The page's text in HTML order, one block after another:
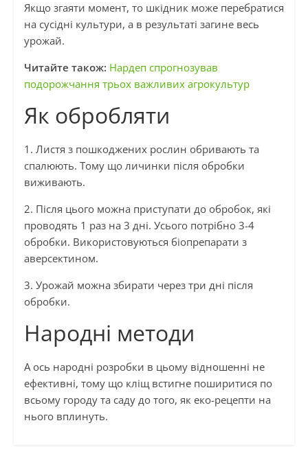
Якщо згаяти момент, то шкідник може перебратися
на сусідні культури, а в результаті загине весь
урожай.
Читайте також: Нардеп спрогнозував
подорожчання трьох важливих агрокультур
Як обробляти
1. Листя з пошкоджених рослин обривають та
спалюють. Тому що личинки після обробки
виживають.
2. Після цього можна приступати до обробок, які
проводять 1 раз на 3 дні. Усього потрібно 3-4
обробки. Використовуються біопрепарати з
аверсектином.
3. Урожай можна збирати через три дні після
обробки.
Народні методи
А ось народні розробки в цьому відношенні не
ефективні, тому що кліщ встигне поширитися по
всьому городу та саду до того, як еко-рецепти на
нього вплинуть.